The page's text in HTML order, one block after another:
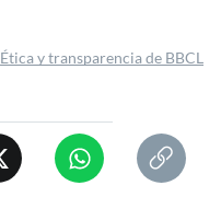
Ética y transparencia de BBCL